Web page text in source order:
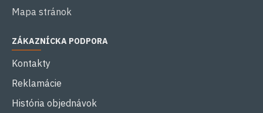
Mapa stránok
ZÁKAZNÍCKA PODPORA
Kontakty
Reklamácie
História objednávok